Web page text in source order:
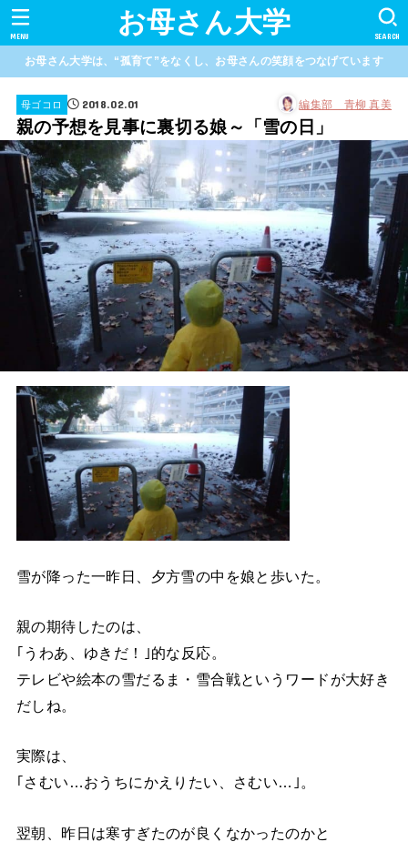
お母さん大学 SEARCH
MENU
お母さん大学は、“孤育て”をなくし、お母さんの笑顔をつなげています
母ゴコロ 2018.02.01 編集部 青柳 真美
親の予想を見事に裏切る娘～「雪の日」
雪が降った一昨日、夕方雪の中を娘と歩いた。
親の期待したのは、
｢うわあ、ゆきだ！｣的な反応。
テレビや絵本の雪だるま・雪合戦というワードが大好き
だしね。
実際は、
｢さむい…おうちにかえりたい、さむい…｣。
翌朝、昨日は寒すぎたのが良くなかったのかと